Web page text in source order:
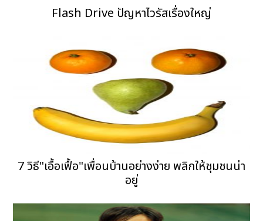
Flash Drive ปัญหาไวรัสเรื่องใหญ่
7 วิธี"เอื้อเฟื้อ"เพื่อนบ้านอย่างง่าย พลิกให้ชุมชนน่า
อยู่